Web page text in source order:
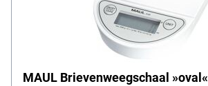
MAUL Brievenweegschaal »oval«